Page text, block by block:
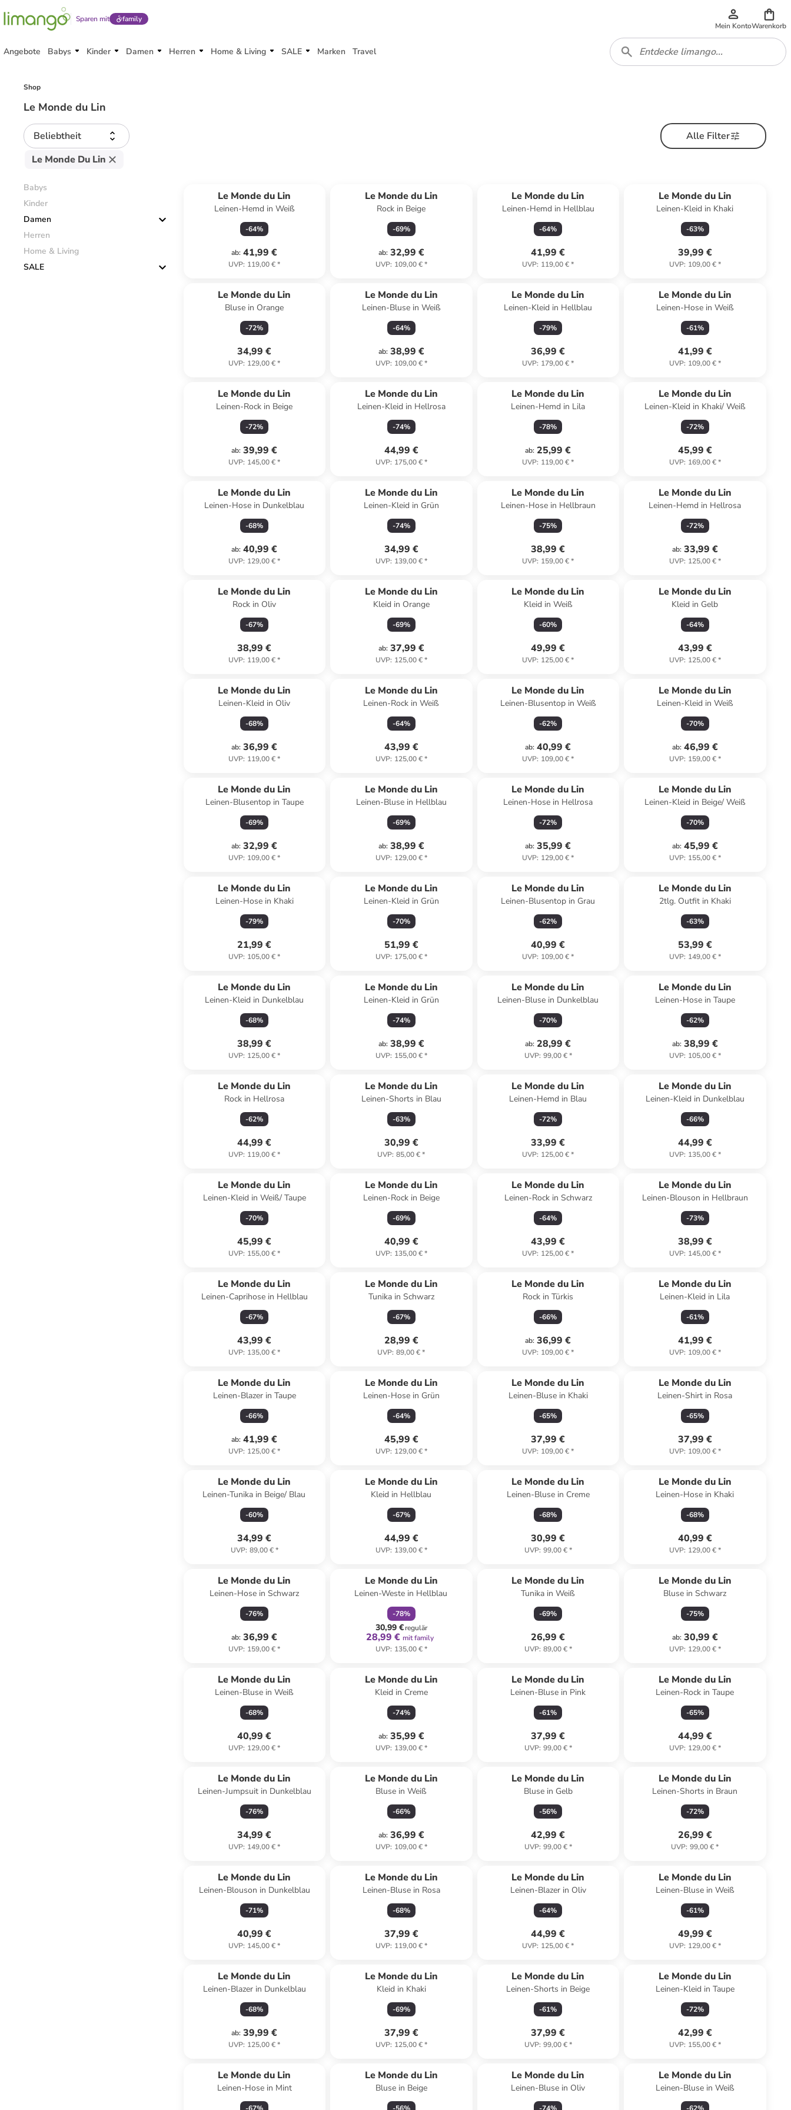
Sparen mit family
Mein KontoWarenkorb
Angebote Babys Kinder Damen Herren Home & Living SALE Marken Travel
Shop
Le Monde du Lin
Beliebtheit
Alle Filter
Le Monde Du Lin
Babys
Kinder
Damen
Herren
Home & Living
SALE
Le Monde du Lin
Leinen-Hemd in Weiß
-64%
ab: 41,99 €
UVP: 119,00 €*
Le Monde du Lin
Rock in Beige
-69%
ab: 32,99 €
UVP: 109,00 €*
Le Monde du Lin
Leinen-Hemd in Hellblau
-64%
41,99 €
UVP: 119,00 €*
Le Monde du Lin
Leinen-Kleid in Khaki
-63%
39,99 €
UVP: 109,00 €*
Le Monde du Lin
Bluse in Orange
-72%
34,99 €
UVP: 129,00 €*
Le Monde du Lin
Leinen-Bluse in Weiß
-64%
ab: 38,99 €
UVP: 109,00 €*
Le Monde du Lin
Leinen-Kleid in Hellblau
-79%
36,99 €
UVP: 179,00 €*
Le Monde du Lin
Leinen-Hose in Weiß
-61%
41,99 €
UVP: 109,00 €*
Le Monde du Lin
Leinen-Rock in Beige
-72%
ab: 39,99 €
UVP: 145,00 €*
Le Monde du Lin
Leinen-Kleid in Hellrosa
-74%
44,99 €
UVP: 175,00 €*
Le Monde du Lin
Leinen-Hemd in Lila
-78%
ab: 25,99 €
UVP: 119,00 €*
Le Monde du Lin
Leinen-Kleid in Khaki/ Weiß
-72%
45,99 €
UVP: 169,00 €*
Le Monde du Lin
Leinen-Hose in Dunkelblau
-68%
ab: 40,99 €
UVP: 129,00 €*
Le Monde du Lin
Leinen-Kleid in Grün
-74%
34,99 €
UVP: 139,00 €*
Le Monde du Lin
Leinen-Hose in Hellbraun
-75%
38,99 €
UVP: 159,00 €*
Le Monde du Lin
Leinen-Hemd in Hellrosa
-72%
ab: 33,99 €
UVP: 125,00 €*
Le Monde du Lin
Rock in Oliv
-67%
38,99 €
UVP: 119,00 €*
Le Monde du Lin
Kleid in Orange
-69%
ab: 37,99 €
UVP: 125,00 €*
Le Monde du Lin
Kleid in Weiß
-60%
49,99 €
UVP: 125,00 €*
Le Monde du Lin
Kleid in Gelb
-64%
43,99 €
UVP: 125,00 €*
Le Monde du Lin
Leinen-Kleid in Oliv
-68%
ab: 36,99 €
UVP: 119,00 €*
Le Monde du Lin
Leinen-Rock in Weiß
-64%
43,99 €
UVP: 125,00 €*
Le Monde du Lin
Leinen-Blusentop in Weiß
-62%
ab: 40,99 €
UVP: 109,00 €*
Le Monde du Lin
Leinen-Kleid in Weiß
-70%
ab: 46,99 €
UVP: 159,00 €*
Le Monde du Lin
Leinen-Blusentop in Taupe
-69%
ab: 32,99 €
UVP: 109,00 €*
Le Monde du Lin
Leinen-Bluse in Hellblau
-69%
ab: 38,99 €
UVP: 129,00 €*
Le Monde du Lin
Leinen-Hose in Hellrosa
-72%
ab: 35,99 €
UVP: 129,00 €*
Le Monde du Lin
Leinen-Kleid in Beige/ Weiß
-70%
ab: 45,99 €
UVP: 155,00 €*
Le Monde du Lin
Leinen-Hose in Khaki
-79%
21,99 €
UVP: 105,00 €*
Le Monde du Lin
Leinen-Kleid in Grün
-70%
51,99 €
UVP: 175,00 €*
Le Monde du Lin
Leinen-Blusentop in Grau
-62%
40,99 €
UVP: 109,00 €*
Le Monde du Lin
2tlg. Outfit in Khaki
-63%
53,99 €
UVP: 149,00 €*
Le Monde du Lin
Leinen-Kleid in Dunkelblau
-68%
38,99 €
UVP: 125,00 €*
Le Monde du Lin
Leinen-Kleid in Grün
-74%
ab: 38,99 €
UVP: 155,00 €*
Le Monde du Lin
Leinen-Bluse in Dunkelblau
-70%
ab: 28,99 €
UVP: 99,00 €*
Le Monde du Lin
Leinen-Hose in Taupe
-62%
ab: 38,99 €
UVP: 105,00 €*
Le Monde du Lin
Rock in Hellrosa
-62%
44,99 €
UVP: 119,00 €*
Le Monde du Lin
Leinen-Shorts in Blau
-63%
30,99 €
UVP: 85,00 €*
Le Monde du Lin
Leinen-Hemd in Blau
-72%
33,99 €
UVP: 125,00 €*
Le Monde du Lin
Leinen-Kleid in Dunkelblau
-66%
44,99 €
UVP: 135,00 €*
Le Monde du Lin
Leinen-Kleid in Weiß/ Taupe
-70%
45,99 €
UVP: 155,00 €*
Le Monde du Lin
Leinen-Rock in Beige
-69%
40,99 €
UVP: 135,00 €*
Le Monde du Lin
Leinen-Rock in Schwarz
-64%
43,99 €
UVP: 125,00 €*
Le Monde du Lin
Leinen-Blouson in Hellbraun
-73%
38,99 €
UVP: 145,00 €*
Le Monde du Lin
Leinen-Caprihose in Hellblau
-67%
43,99 €
UVP: 135,00 €*
Le Monde du Lin
Tunika in Schwarz
-67%
28,99 €
UVP: 89,00 €*
Le Monde du Lin
Rock in Türkis
-66%
ab: 36,99 €
UVP: 109,00 €*
Le Monde du Lin
Leinen-Kleid in Lila
-61%
41,99 €
UVP: 109,00 €*
Le Monde du Lin
Leinen-Blazer in Taupe
-66%
ab: 41,99 €
UVP: 125,00 €*
Le Monde du Lin
Leinen-Hose in Grün
-64%
45,99 €
UVP: 129,00 €*
Le Monde du Lin
Leinen-Bluse in Khaki
-65%
37,99 €
UVP: 109,00 €*
Le Monde du Lin
Leinen-Shirt in Rosa
-65%
37,99 €
UVP: 109,00 €*
Le Monde du Lin
Leinen-Tunika in Beige/ Blau
-60%
34,99 €
UVP: 89,00 €*
Le Monde du Lin
Kleid in Hellblau
-67%
44,99 €
UVP: 139,00 €*
Le Monde du Lin
Leinen-Bluse in Creme
-68%
30,99 €
UVP: 99,00 €*
Le Monde du Lin
Leinen-Hose in Khaki
-68%
40,99 €
UVP: 129,00 €*
Le Monde du Lin
Leinen-Hose in Schwarz
-76%
ab: 36,99 €
UVP: 159,00 €*
Le Monde du Lin
Leinen-Weste in Hellblau
-78%
30,99 €regulär
28,99 € mit family
UVP: 135,00 €*
Le Monde du Lin
Tunika in Weiß
-69%
26,99 €
UVP: 89,00 €*
Le Monde du Lin
Bluse in Schwarz
-75%
ab: 30,99 €
UVP: 129,00 €*
Le Monde du Lin
Leinen-Bluse in Weiß
-68%
40,99 €
UVP: 129,00 €*
Le Monde du Lin
Kleid in Creme
-74%
ab: 35,99 €
UVP: 139,00 €*
Le Monde du Lin
Leinen-Bluse in Pink
-61%
37,99 €
UVP: 99,00 €*
Le Monde du Lin
Leinen-Rock in Taupe
-65%
44,99 €
UVP: 129,00 €*
Le Monde du Lin
Leinen-Jumpsuit in Dunkelblau
-76%
34,99 €
UVP: 149,00 €*
Le Monde du Lin
Bluse in Weiß
-66%
ab: 36,99 €
UVP: 109,00 €*
Le Monde du Lin
Bluse in Gelb
-56%
42,99 €
UVP: 99,00 €*
Le Monde du Lin
Leinen-Shorts in Braun
-72%
26,99 €
UVP: 99,00 €*
Le Monde du Lin
Leinen-Blouson in Dunkelblau
-71%
40,99 €
UVP: 145,00 €*
Le Monde du Lin
Leinen-Bluse in Rosa
-68%
37,99 €
UVP: 119,00 €*
Le Monde du Lin
Leinen-Blazer in Oliv
-64%
44,99 €
UVP: 125,00 €*
Le Monde du Lin
Leinen-Bluse in Weiß
-61%
49,99 €
UVP: 129,00 €*
Le Monde du Lin
Leinen-Blazer in Dunkelblau
-68%
ab: 39,99 €
UVP: 125,00 €*
Le Monde du Lin
Kleid in Khaki
-69%
37,99 €
UVP: 125,00 €*
Le Monde du Lin
Leinen-Shorts in Beige
-61%
37,99 €
UVP: 99,00 €*
Le Monde du Lin
Leinen-Kleid in Taupe
-72%
42,99 €
UVP: 155,00 €*
Le Monde du Lin
Leinen-Hose in Mint
Le Monde du Lin
Bluse in Beige
Le Monde du Lin
Leinen-Bluse in Oliv
Le Monde du Lin
Leinen-Bluse in Weiß